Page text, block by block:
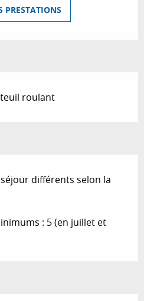
PRESTATIONS
roulant
différents selon la
: 5 (en juillet et